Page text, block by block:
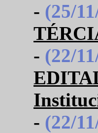
- (25/
- (22/
- (22/